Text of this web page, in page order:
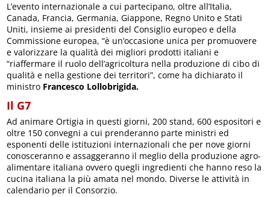
L’evento internazionale a cui partecipano, oltre all’Italia,
Canada, Francia, Germania, Giappone, Regno Unito e Stati
Uniti, insieme ai presidenti del Consiglio europeo e della
Commissione europea, “è un’occasione unica per promuovere
e valorizzare la qualità dei migliori prodotti italiani e
“riaffermare il ruolo dell’agricoltura nella produzione di cibo di
qualità e nella gestione dei territori”, come ha dichiarato il
ministro Francesco Lollobrigida.
Il G7
Ad animare Ortigia in questi giorni, 200 stand, 600 espositori e
oltre 150 convegni a cui prenderanno parte ministri ed
esponenti delle istituzioni internazionali che per nove giorni
conosceranno e assaggeranno il meglio della produzione agro-
alimentare italiana ovvero quegli ingredienti che hanno reso la
cucina italiana la più amata nel mondo. Diverse le attività in
calendario per il Consorzio.